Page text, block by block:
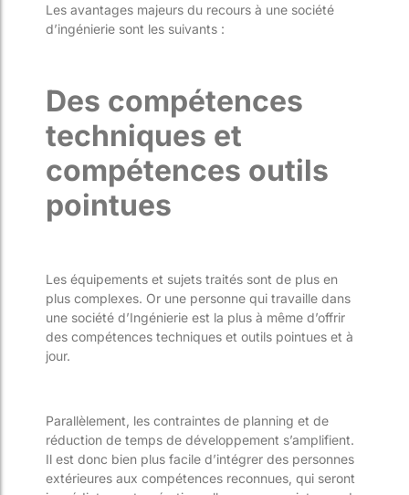
Les avantages majeurs du recours à une société
d’ingénierie sont les suivants :
Des compétences
techniques et
compétences outils
pointues
Les équipements et sujets traités sont de plus en
plus complexes. Or une personne qui travaille dans
une société d’Ingénierie est la plus à même d’offrir
des compétences techniques et outils pointues et à
jour.
Parallèlement, les contraintes de planning et de
réduction de temps de développement s’amplifient.
Il est donc bien plus facile d’intégrer des personnes
extérieures aux compétences reconnues, qui seront